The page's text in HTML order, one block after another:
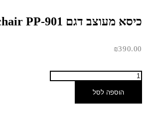
כיסא מעוצב דגם panton chair PP-901
₪390.00
הוספה לסל